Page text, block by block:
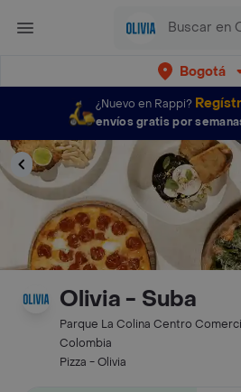
Bogotá
¿Nuevo en Rappi?
envíos gratis por
Olivia - Suba
Parque La Colina Centro
Colombia
Pizza - Olivia